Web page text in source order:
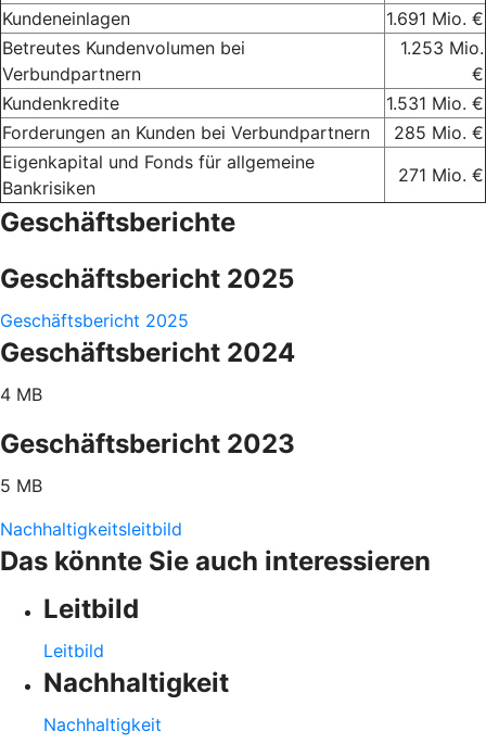
Kundeneinlagen
1.691 Mio. €
Betreutes Kundenvolumen bei
Verbundpartnern
1.253 Mio.
€
Kundenkredite
1.531 Mio. €
Forderungen an Kunden bei Verbundpartnern
285 Mio. €
Eigenkapital und Fonds für allgemeine
Bankrisiken
271 Mio. €
Geschäftsberichte
Geschäftsbericht 2025
Geschäftsbericht 2025
Geschäftsbericht 2024
4 MB
Geschäftsbericht 2023
5 MB
Nachhaltigkeitsleitbild
Das könnte Sie auch interessieren
Leitbild
Leitbild
Nachhaltigkeit
Nachhaltigkeit